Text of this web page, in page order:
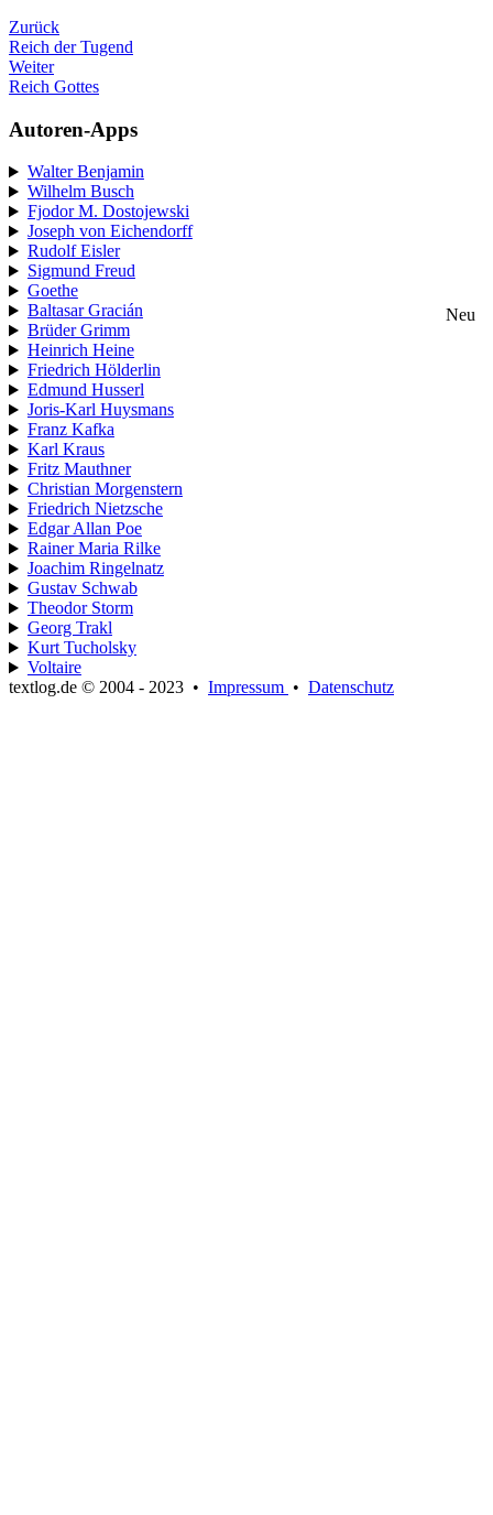
Zurück
Reich der Tugend
Weiter
Reich Gottes
Autoren-Apps
Walter Benjamin
Wilhelm Busch
Fjodor M. Dostojewski
Joseph von Eichendorff
Rudolf Eisler
Sigmund Freud
Goethe
Baltasar Gracián
Neu
Brüder Grimm
Heinrich Heine
Friedrich Hölderlin
Edmund Husserl
Joris-Karl Huysmans
Franz Kafka
Karl Kraus
Fritz Mauthner
Christian Morgenstern
Friedrich Nietzsche
Edgar Allan Poe
Rainer Maria Rilke
Joachim Ringelnatz
Gustav Schwab
Theodor Storm
Georg Trakl
Kurt Tucholsky
Voltaire
textlog.de © 2004 - 2023 • Impressum • Datenschutz